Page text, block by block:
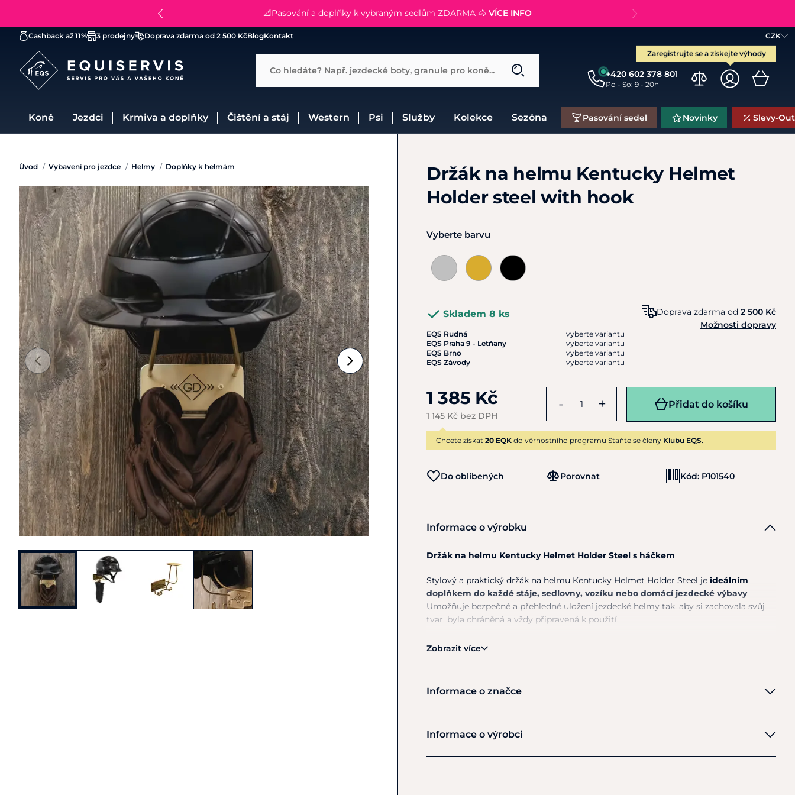
SLEVA 13% na vše od Cassini! CHCI SLEVU
😮 CRAZY SLEVY AŽ 70% 😮 NAKUPOVAT
📐Pasování a doplňky k vybraným sedlům ZDARMA 🐴 VÍCE INFO
CZK
Zaregistrujte se a získejte výhody
+420 602 378 801
Po - So: 9 - 20h
Cashback až 11% 3 prodejny Doprava zdarma od 2 500 KčBlogKontakt
Co hledáte? Např. jezdecké boty, granule pro koně...
Koně Jezdci Krmiva a doplňky Čištění a stáj Western Psi Služby Kolekce Sezóna Pasování sedel Novinky Slevy-
Úvod / Vybavení pro jezdce / Helmy / Doplňky k helmám
Držák na helmu Kentucky Helmet
Holder steel with hook
Vyberte barvu
Skladem 8 ks
EQS Rudná
vyberte variantu
EQS Praha 9 - Letňany
vyberte variantu
EQS Brno
vyberte variantu
EQS Závody
vyberte variantu
Doprava zdarma od 2 500 Kč
Možnosti dopravy
1 385 Kč
1 145 Kč bez DPH
- + Přidat do košíku
Chcete získat 20 EQK do věrnostního programu Staňte se členy Klubu EQS.
Do oblíbených Porovnat Kód: P101540
Informace o výrobku
Držák na helmu Kentucky Helmet Holder Steel s háčkem
Stylový a praktický držák na helmu Kentucky Helmet Holder Steel je ideálním
doplňkem do každé stáje, sedlovny, vozíku nebo domácí jezdecké výbavy.
Umožňuje bezpečné a přehledné uložení jezdecké helmy tak, aby si zachovala svůj
tvar, byla chráněná a vždy připravená k použití.
Díkychytrému designu
háčeknavíc poskytuje prostor pro zavěšení rukavic nebo drobných doplňků,
držák snadno připevnit kamkoliv přesně podle potřeby.
Hlavní výhody:
Zobrazit více
Informace o značce
Kentucky
Informace o výrobci